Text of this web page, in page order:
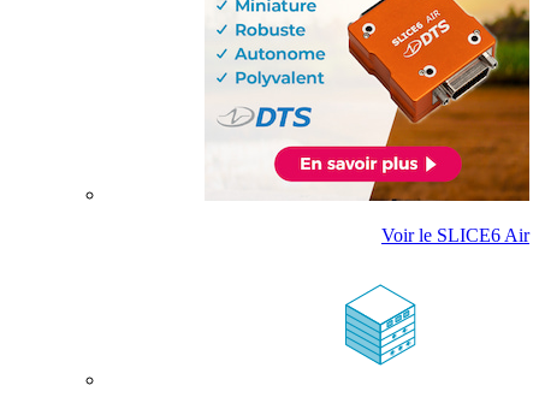
Voir le SLICE6 Air